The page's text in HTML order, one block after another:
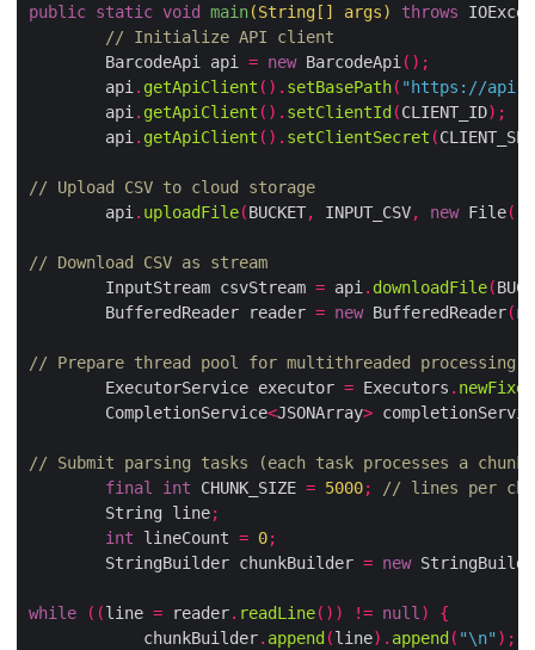
public static void main(String [] args) throws
// Initialize API client
        BarcodeApi api
= new BarcodeApi ();
        api
. getApiClient (). setBasePath( "https://
        api
. getApiClient (). setClientId (CLIENT_ID);
        api
. getApiClient (). setClientSecret (
// Upload CSV to cloud storage
        api
. uploadFile(BUCKET, INPUT_CSV, new File(
// Download CSV as stream
        InputStream csvStream
= api . downloadFile(
        BufferedReader reader
= new BufferedReader(
// Prepare thread pool for multithreaded processing
        ExecutorService executor
= Executors .
        CompletionService
<JSONArray>
// Submit parsing tasks (each task processes a
final
int CHUNK_SIZE = 5000;
// lines per
        String line
;
int lineCount = 0;
        StringBuilder chunkBuilder
= new
while ((line = reader. readLine()) != null )
{
            chunkBuilder
. append (line). append ( "\n" );